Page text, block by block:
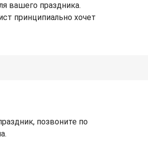
вашего праздника.
принципиально хочет
позвоните по